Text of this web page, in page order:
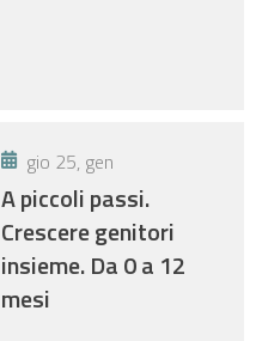
gio 25, gen
A piccoli passi.
Crescere genitori
insieme. Da 0 a 12
mesi